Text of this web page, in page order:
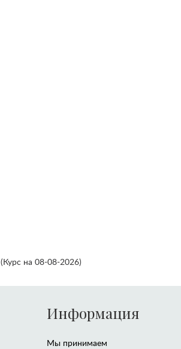
(Курс на 08-08-2026)
Информация
Мы принимаем